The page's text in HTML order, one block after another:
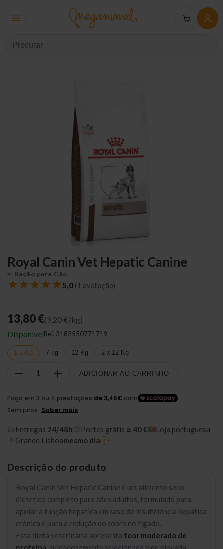
Royal Canin Vet Hepatic Canine
Ração para Cão
★★★★★5,0 (1 avaliação)
13,80 €(9,20 €/kg)
DisponívelRef. 3182550771719
1,5 Kg 7 kg 12 Kg 2 x 12 Kg
ADICIONAR AO CARRINHO
Entregas 24/48h Portes grátis ≥ 40 €
Loja portuguesa
Grande Lisboamesmo dia ?
Descrição do produto
Royal Canin Vet Hepatic Canine é um alimento seco
dietético completo para cães adultos, formulado para
apoiar a função hepática em caso de insuficiência hepática
crónica e para a redução do cobre no fígado.
Esta dieta veterinária apresenta teor moderado de
proteína , cuidadosamente selecionada e de elevada